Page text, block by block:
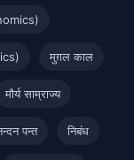
मुग़ल काल
मौर्य साम्राज्य
पन्त निबंध